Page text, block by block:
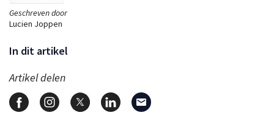
Geschreven door
Lucien Joppen
In dit artikel
Artikel delen